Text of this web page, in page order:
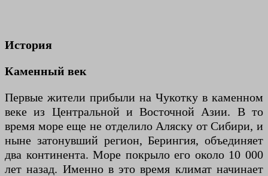
История
Каменный век
Первые жители прибыли на Чукотку в каменном
веке из Центральной и Восточной Азии. В то
время море еще не отделило Аляску от Сибири, и
ныне затонувший регион, Берингия, объединяет
два континента. Море покрыло его около 10 000
лет назад. Именно в это время климат начинает